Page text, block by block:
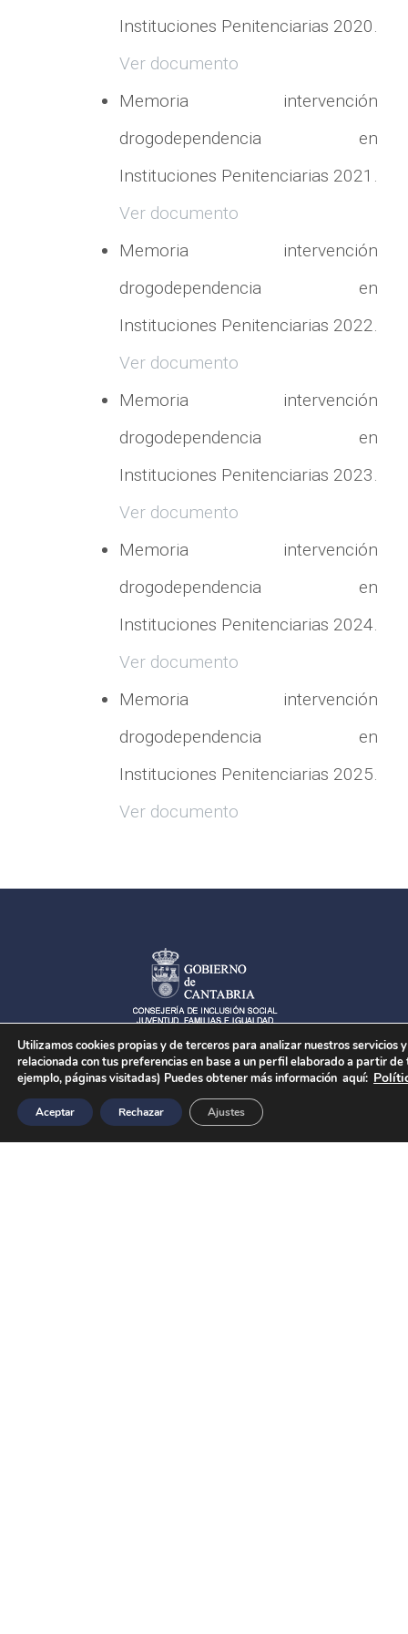
Instituciones Penitenciarias 2020.
Ver documento
Memoria intervención
drogodependencia en
Instituciones Penitenciarias 2021.
Ver documento
Memoria intervención
drogodependencia en
Instituciones Penitenciarias 2022.
Ver documento
Memoria intervención
drogodependencia en
Instituciones Penitenciarias 2023.
Ver documento
Memoria intervención
drogodependencia en
Instituciones Penitenciarias 2024.
Ver documento
Memoria intervención
drogodependencia en
Instituciones Penitenciarias 2025.
Ver documento
Utilizamos cookies propias y de terceros para analizar nuestros servicios
relacionada con tus preferencias en base a un perfil elaborado a partir
ejemplo, páginas visitadas) Puedes obtener más información aquí:
Aceptar Rechazar Ajustes